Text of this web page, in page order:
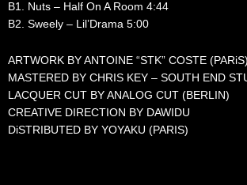
B1. Nuts – Half On A Room 4:44
B2. Sweely – Lil’Drama 5:00
ARTWORK BY ANTOINE “STK” COSTE (PARiS)
MASTERED BY CHRIS KEY – SOUTH END
LACQUER CUT BY ANALOG CUT (BERLIN)
CREATIVE DIRECTION BY DAWIDU
DiSTRIBUTED BY YOYAKU (PARIS)